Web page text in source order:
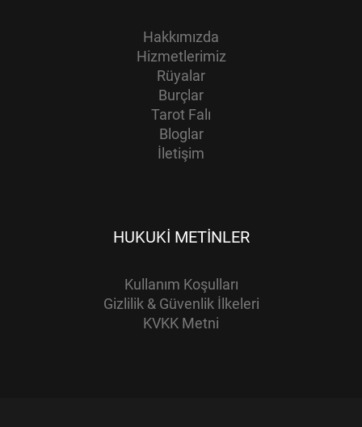
Hakkımızda
Hizmetlerimiz
Rüyalar
Burçlar
Tarot Falı
Bloglar
İletişim
HUKUKI METINLER
Kullanım Koşulları
Gizlilik & Güvenlik İlkeleri
KVKK Metni